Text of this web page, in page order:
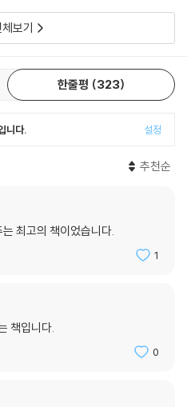
자들에게는 이 책이 맞지 않을 수도
지 않기 때문이다. 대신 생각을 정리
한다는 장점이 있다. ‘꼼수’보다는
셈이다.
기’를 보여준다. 어떤 역량평가가 눈
기본기를 원하는 독자에게 일독을
보기
한줄평 323
니다. 설정
추천순
최고의 책이었습니다.
1
책입니다.
0